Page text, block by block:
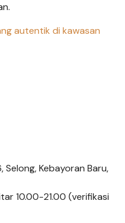
autentik di kawasan
Selong, Kebayoran Baru,
10.00-21.00 (verifikasi